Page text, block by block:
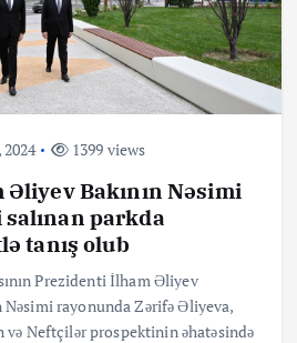
1399 views
Bakının Nəsimi
parkda
tanış olub
Prezidenti İlham Əliyev
Nəsimi rayonunda Zərifə Əliyeva,
və Neftçilər prospektinin əhatəsində